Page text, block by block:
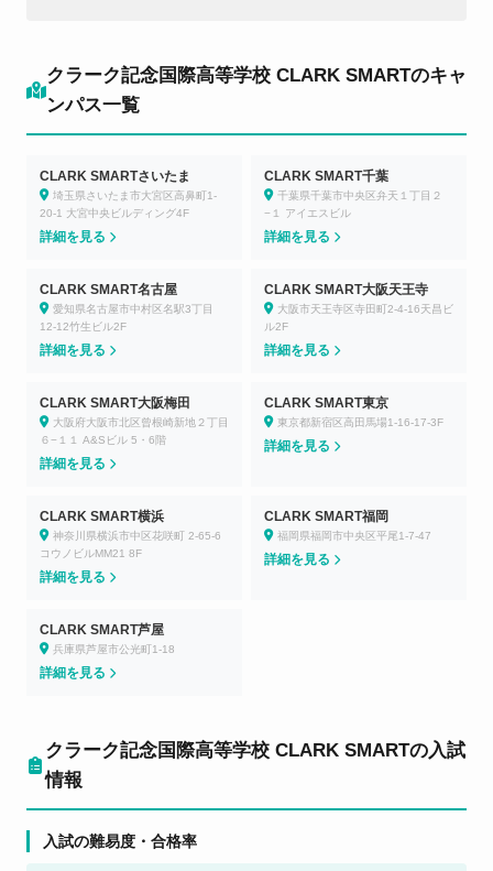
クラーク記念国際高等学校 CLARK SMARTのキャ
ンパス一覧
CLARK SMARTさいたま
埼玉県さいたま市大宮区高鼻町1-
20-1 大宮中央ビルディング4F
詳細を見る
CLARK SMART千葉
千葉県千葉市中央区弁天１丁目２
−１ アイエスビル
詳細を見る
CLARK SMART名古屋
愛知県名古屋市中村区名駅3丁目
12-12竹生ビル2F
詳細を見る
CLARK SMART大阪天王寺
大阪市天王寺区寺田町2-4-16天昌ビ
ル2F
詳細を見る
CLARK SMART大阪梅田
大阪府大阪市北区曾根崎新地２丁目
６−１１ A&Sビル 5・6階
詳細を見る
CLARK SMART東京
東京都新宿区高田馬場1-16-17-3F
詳細を見る
CLARK SMART横浜
神奈川県横浜市中区花咲町 2-65-6
コウノビルMM21 8F
詳細を見る
CLARK SMART福岡
福岡県福岡市中央区平尾1-7-47
詳細を見る
CLARK SMART芦屋
兵庫県芦屋市公光町1-18
詳細を見る
クラーク記念国際高等学校 CLARK SMARTの入試
情報
入試の難易度・合格率